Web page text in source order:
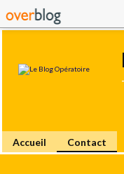
Accueil Contact